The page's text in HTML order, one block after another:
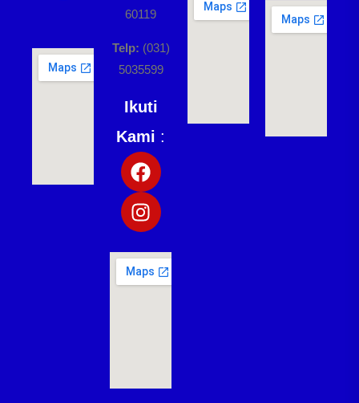
60119
Telp: (031)
5035599
Ikuti
Kami :